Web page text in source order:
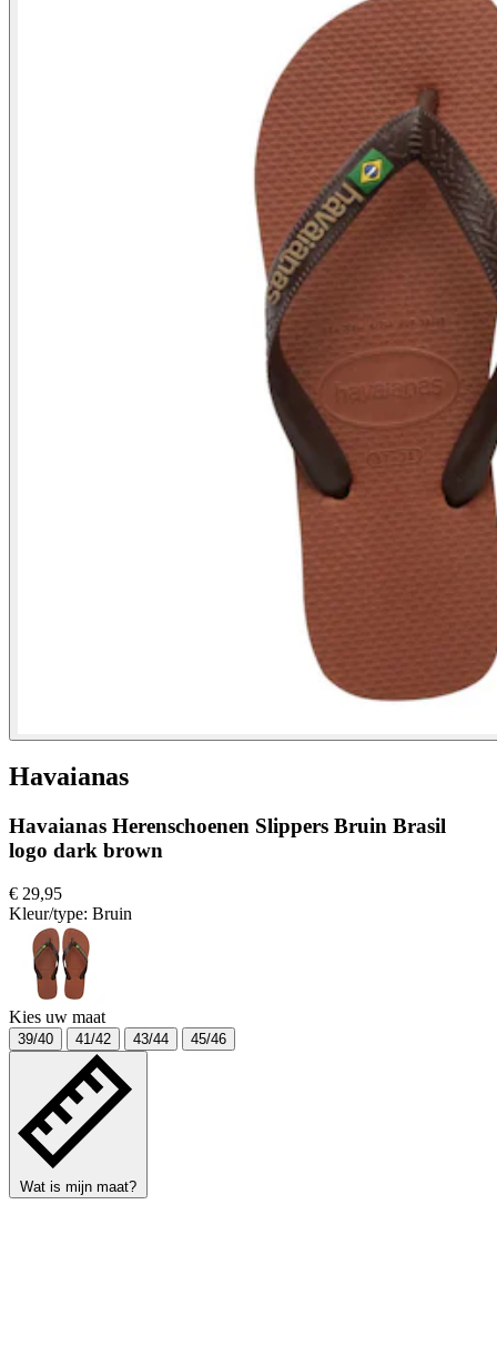
Havaianas
Havaianas Herenschoenen Slippers Bruin Brasil
logo dark brown
€ 29,95
Kleur/type: Bruin
Kies uw maat
39/40 41/42 43/44 45/46
Wat is mijn maat?